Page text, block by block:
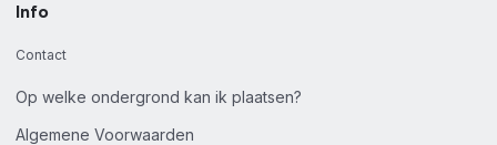
Info
Contact
Op welke ondergrond kan ik plaatsen?
Algemene Voorwaarden